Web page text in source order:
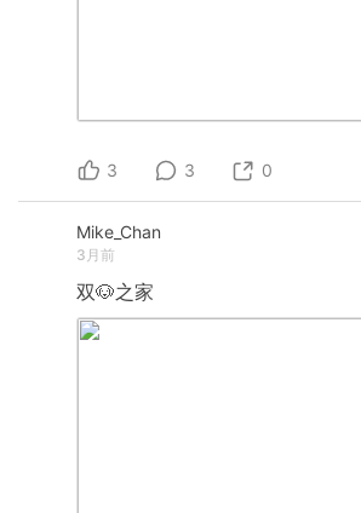
3 3 0
Mike_Chan
3月前
双🐶之家